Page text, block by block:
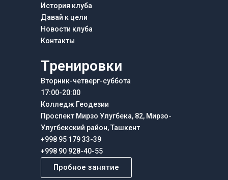
История клуба
Давай к цели
Новости клуба
Контакты
Тренировки
Вторник-четверг-суббота
17:00-20:00
Колледж Геодезии
Проспект Мирзо Улугбека, 82, Мирзо-
Улугбекский район, Ташкент
+998 95 179 33-39
+998 90 928-40-55
Пробное занятие